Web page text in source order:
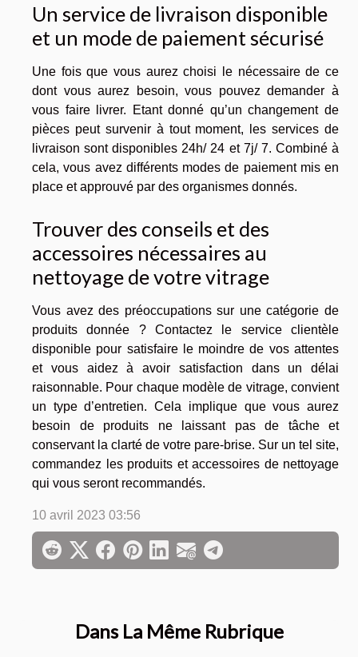
Dans La Même Rubrique
Un service de livraison disponible
et un mode de paiement sécurisé
Une fois que vous aurez choisi le nécessaire de ce
dont vous aurez besoin, vous pouvez demander à
vous faire livrer. Etant donné qu’un changement de
pièces peut survenir à tout moment, les services de
livraison sont disponibles 24h/ 24 et 7j/ 7. Combiné à
cela, vous avez différents modes de paiement mis en
place et approuvé par des organismes donnés.
Trouver des conseils et des
accessoires nécessaires au
nettoyage de votre vitrage
Vous avez des préoccupations sur une catégorie de
produits donnée ? Contactez le service clientèle
disponible pour satisfaire le moindre de vos attentes
et vous aidez à avoir satisfaction dans un délai
raisonnable. Pour chaque modèle de vitrage, convient
un type d’entretien. Cela implique que vous aurez
besoin de produits ne laissant pas de tâche et
conservant la clarté de votre pare-brise. Sur un tel site,
commandez les produits et accessoires de nettoyage
qui vous seront recommandés.
10 avril 2023 03:56